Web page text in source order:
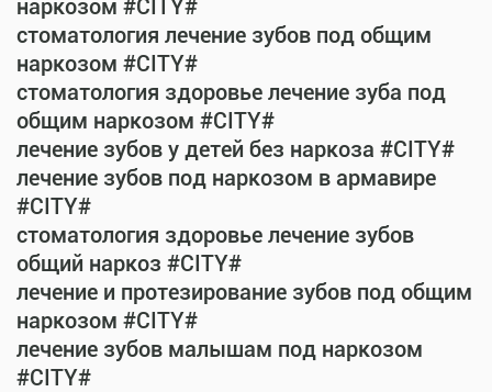
наркозом #CITY#
стоматология лечение зубов под общим
наркозом #CITY#
стоматология здоровье лечение зуба под
общим наркозом #CITY#
лечение зубов у детей без наркоза #CITY#
лечение зубов под наркозом в армавире
#CITY#
стоматология здоровье лечение зубов
общий наркоз #CITY#
лечение и протезирование зубов под общим
наркозом #CITY#
лечение зубов малышам под наркозом
#CITY#